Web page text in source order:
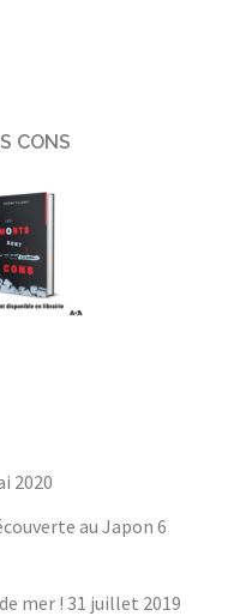
CONS
2020
au Japon 6
mer ! 31 juillet 2019